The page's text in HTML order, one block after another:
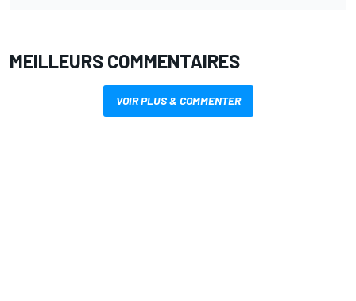
MEILLEURS COMMENTAIRES
VOIR PLUS & COMMENTER